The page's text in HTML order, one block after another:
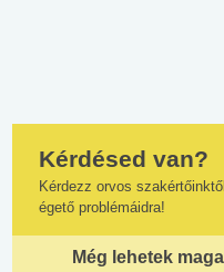
Kérdésed van?
Kérdezz orvos
égető problémáidra!
Még lehetek